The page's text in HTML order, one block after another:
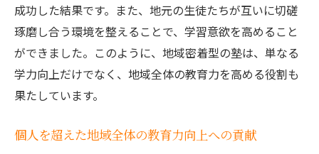
成功した結果です。また、地元の生徒たちが互いに切磋
琢磨し合う環境を整えることで、学習意欲を高めること
ができました。このように、地域密着型の塾は、単なる
学力向上だけでなく、地域全体の教育力を高める役割も
果たしています。
個人を超えた地域全体の教育力向上への貢献